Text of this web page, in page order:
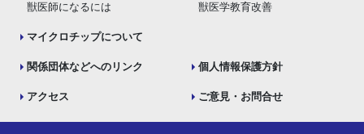
獣医師になるには 獣医学教育改善
マイクロチップについて
関係団体などへのリンク 個人情報保護方針
アクセス ご意見・お問合せ